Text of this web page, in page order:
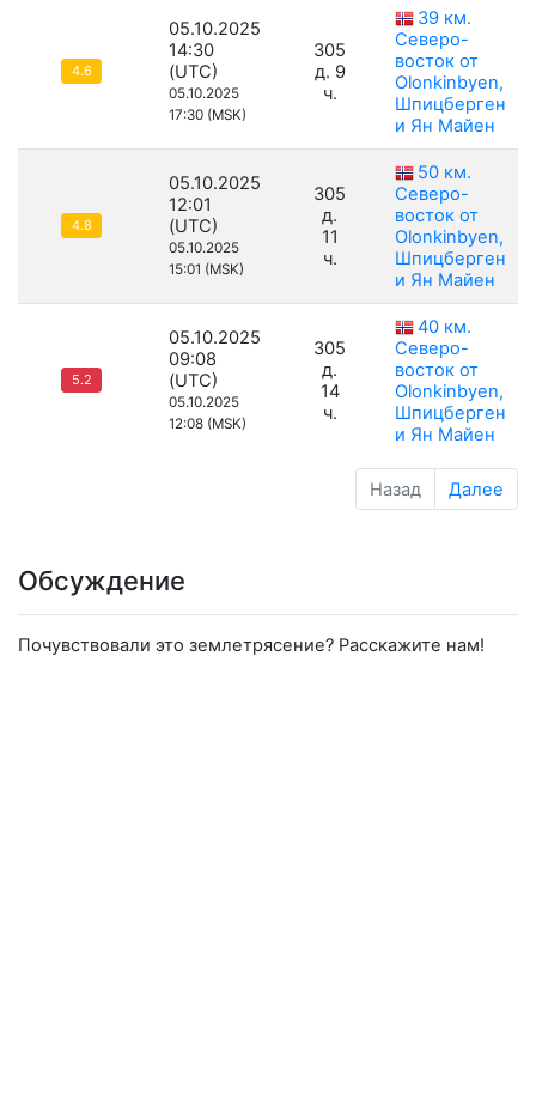
4.6
05.10.2025
14:30
(UTC)
05.10.2025
17:30 (MSK)
305
д. 9
ч.
39 км.
Северо-
восток от
Olonkinbyen,
Шпицберген
и Ян Майен
4.8
05.10.2025
12:01
(UTC)
05.10.2025
15:01 (MSK)
305
д.
11
ч.
50 км.
Северо-
восток от
Olonkinbyen,
Шпицберген
и Ян Майен
5.2
05.10.2025
09:08
(UTC)
05.10.2025
12:08 (MSK)
305
д.
14
ч.
40 км.
Северо-
восток от
Olonkinbyen,
Шпицберген
и Ян Майен
Назад Далее
Обсуждение
Почувствовали это землетрясение? Расскажите нам!